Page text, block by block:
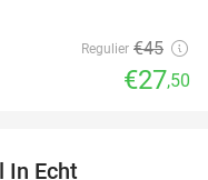
Regulier €45
€27,50
In Echt